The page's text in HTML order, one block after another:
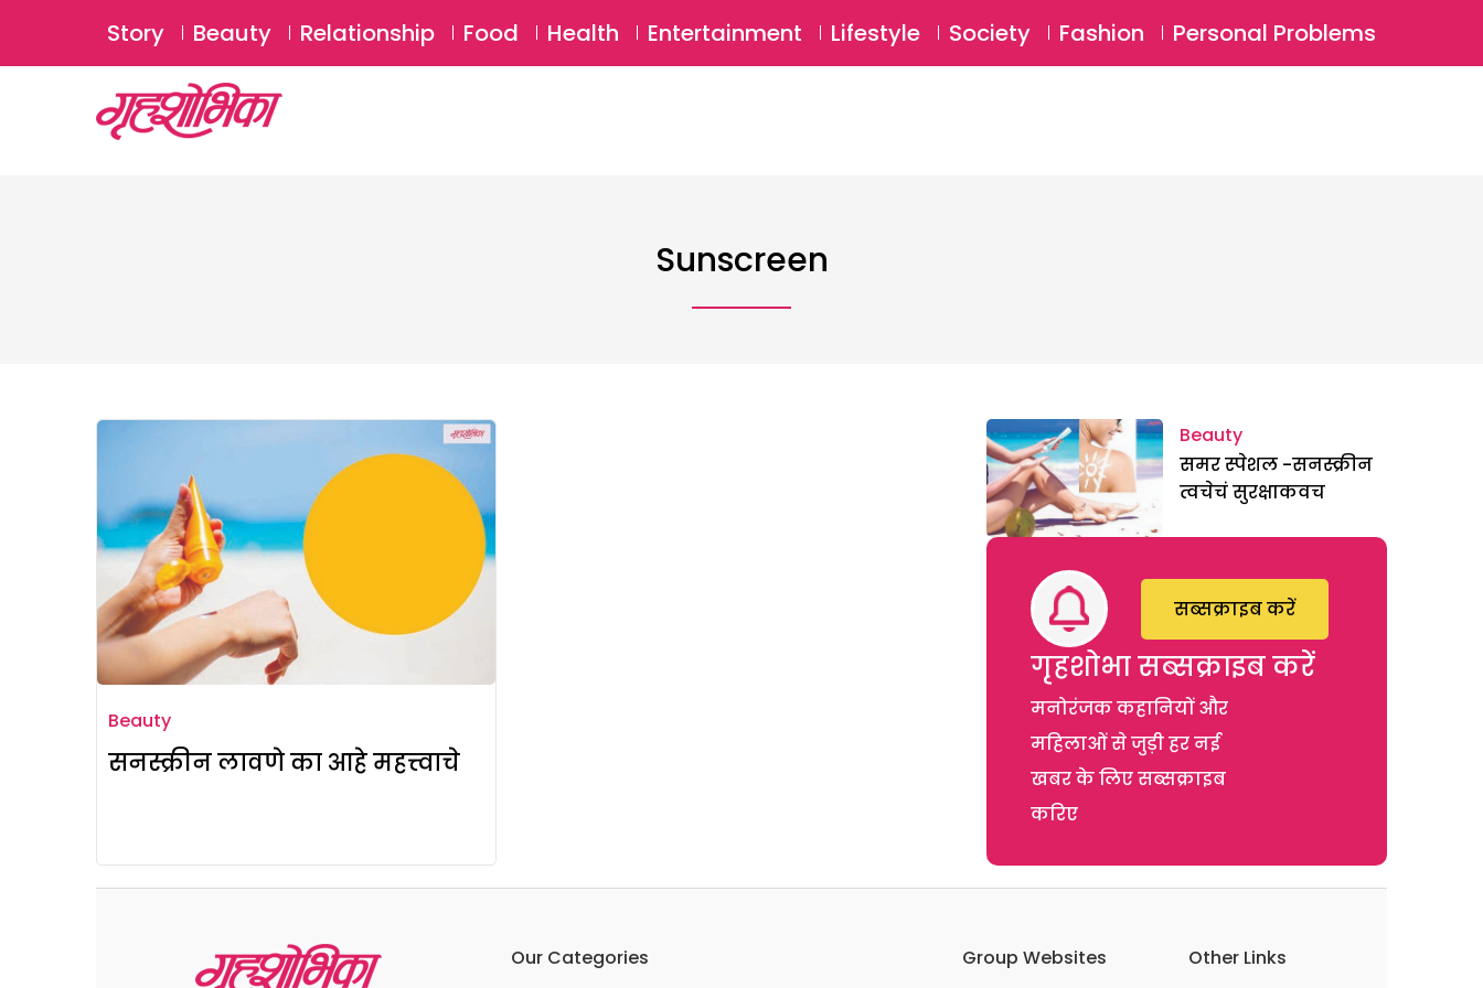
SUBSCRIBE Login ⚲
Story Beauty Relationship Food Health Entertainment Lifestyle Society Fashion Personal Problems
Sunscreen
Beauty
सनस्क्रीन लावणे का आहे महत्त्वाचे
Beauty
समर स्पेशल -सनस्क्रीन
त्वचेचं सुरक्षाकवच
गृहशोभा सब्सक्राइब करें
मनोरंजक कहानियों और
महिलाओं से जुड़ी हर नई
खबर के लिए सब्सक्राइब
करिए
सब्सक्राइब करें
Our Categories Group Websites Other Links